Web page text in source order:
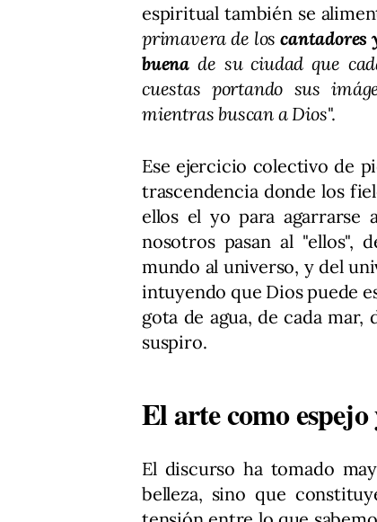
espiritual también se
primavera de los cantadores
buena de su ciudad que
cuestas portando sus
mientras buscan a Dios".
Ese ejercicio colectivo de
trascendencia donde los
ellos el yo para agarrarse
nosotros pasan al "ellos",
mundo al universo, y del
intuyendo que Dios puede
gota de agua, de cada mar,
suspiro.
El arte como
El discurso ha tomado
belleza, sino que